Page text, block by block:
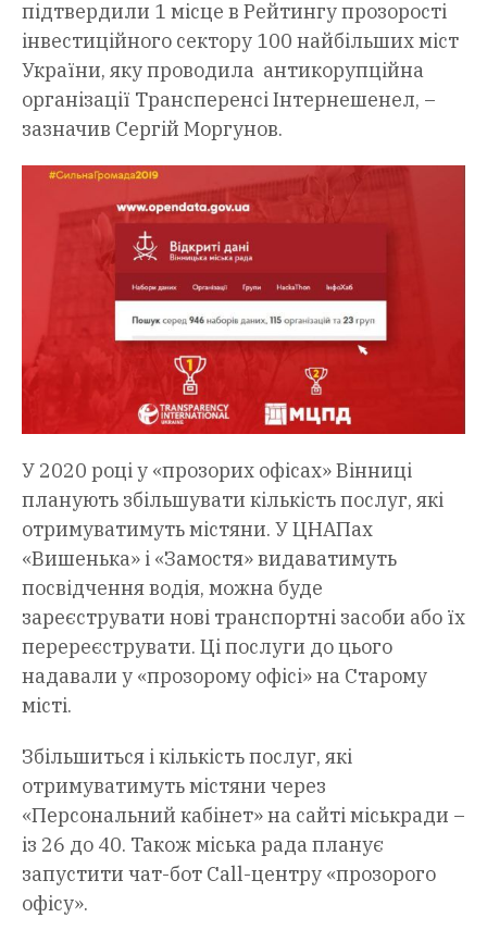
підтвердили 1 місце в Рейтингу прозорості
інвестиційного сектору 100 найбільших міст
України, яку проводила антикорупційна
організації Трансперенсі Інтернешенел, –
зазначив Сергій Моргунов.
У 2020 році у «прозорих офісах» Вінниці
планують збільшувати кількість послуг, які
отримуватимуть містяни. У ЦНАПах
«Вишенька» і «Замостя» видаватимуть
посвідчення водія, можна буде
зареєструвати нові транспортні засоби або їх
перереєструвати. Ці послуги до цього
надавали у «прозорому офісі» на Старому
місті.
Збільшиться і кількість послуг, які
отримуватимуть містяни через
«Персональний кабінет» на сайті міськради –
із 26 до 40. Також міська рада планує
запустити чат-бот Call-центру «прозорого
офісу».